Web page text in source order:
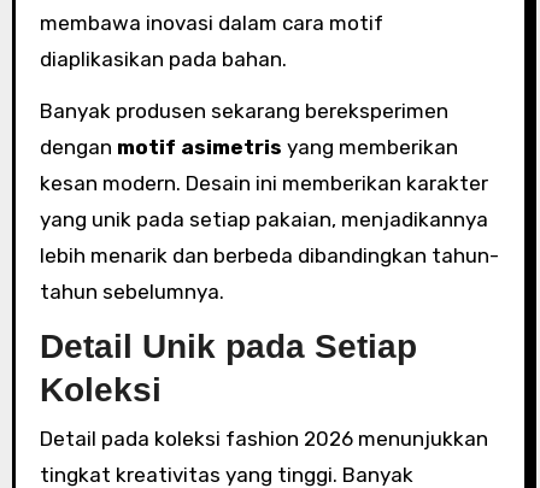
membawa inovasi dalam cara motif
diaplikasikan pada bahan.
Banyak produsen sekarang bereksperimen
dengan motif asimetris yang memberikan
kesan modern. Desain ini memberikan karakter
yang unik pada setiap pakaian, menjadikannya
lebih menarik dan berbeda dibandingkan tahun-
tahun sebelumnya.
Detail Unik pada Setiap
Koleksi
Detail pada koleksi fashion 2026 menunjukkan
tingkat kreativitas yang tinggi. Banyak